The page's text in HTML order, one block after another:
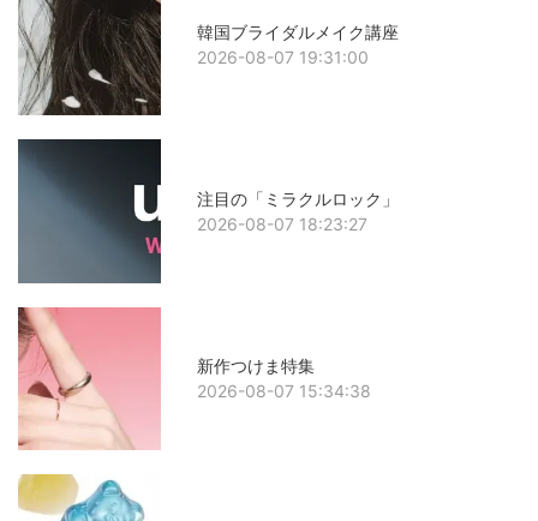
韓国ブライダルメイク講座
2026-08-07 19:31:00
注目の「ミラクルロック」
2026-08-07 18:23:27
新作つけま特集
2026-08-07 15:34:38